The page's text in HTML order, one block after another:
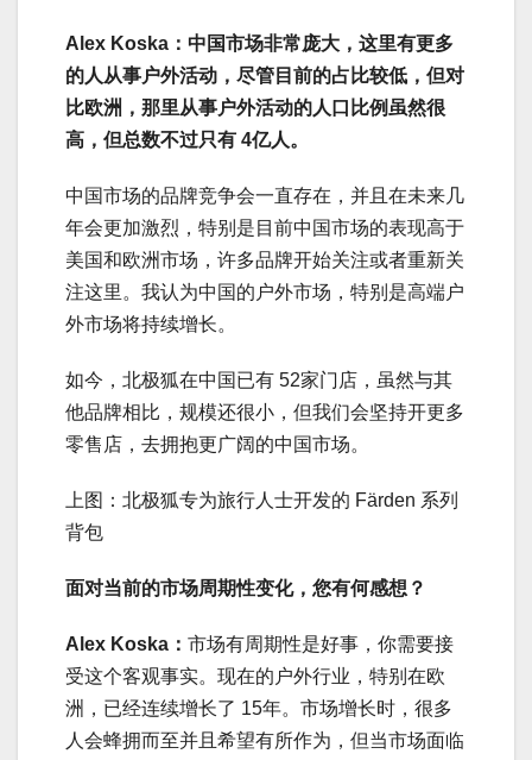
Alex Koska：中国市场非常庞大，这里有更多
的人从事户外活动，尽管目前的占比较低，但对
比欧洲，那里从事户外活动的人口比例虽然很
高，但总数不过只有 4亿人。
中国市场的品牌竞争会一直存在，并且在未来几
年会更加激烈，特别是目前中国市场的表现高于
美国和欧洲市场，许多品牌开始关注或者重新关
注这里。我认为中国的户外市场，特别是高端户
外市场将持续增长。
如今，北极狐在中国已有 52家门店，虽然与其
他品牌相比，规模还很小，但我们会坚持开更多
零售店，去拥抱更广阔的中国市场。
上图：北极狐专为旅行人士开发的 Färden 系列
背包
面对当前的市场周期性变化，您有何感想？
Alex Koska： 市场有周期性是好事，你需要接
受这个客观事实。现在的户外行业，特别在欧
洲，已经连续增长了 15年。市场增长时，很多
人会蜂拥而至并且希望有所作为，但当市场面临